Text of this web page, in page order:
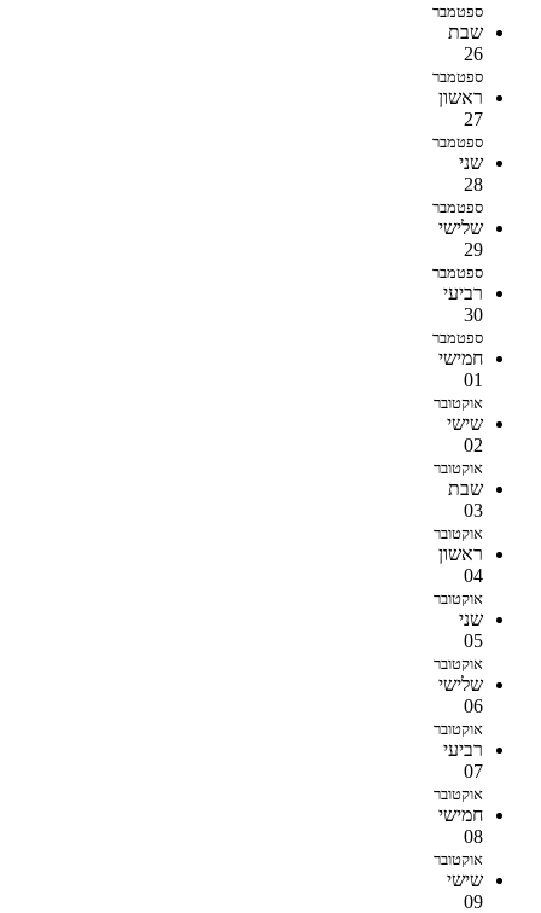
ספטמבר
שבת
26
ספטמבר
ראשון
27
ספטמבר
שני
28
ספטמבר
שלישי
29
ספטמבר
רביעי
30
ספטמבר
חמישי
01
אוקטובר
שישי
02
אוקטובר
שבת
03
אוקטובר
ראשון
04
אוקטובר
שני
05
אוקטובר
שלישי
06
אוקטובר
רביעי
07
אוקטובר
חמישי
08
אוקטובר
שישי
09